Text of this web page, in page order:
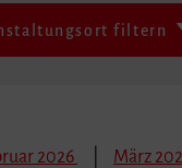
filtern
2026 März